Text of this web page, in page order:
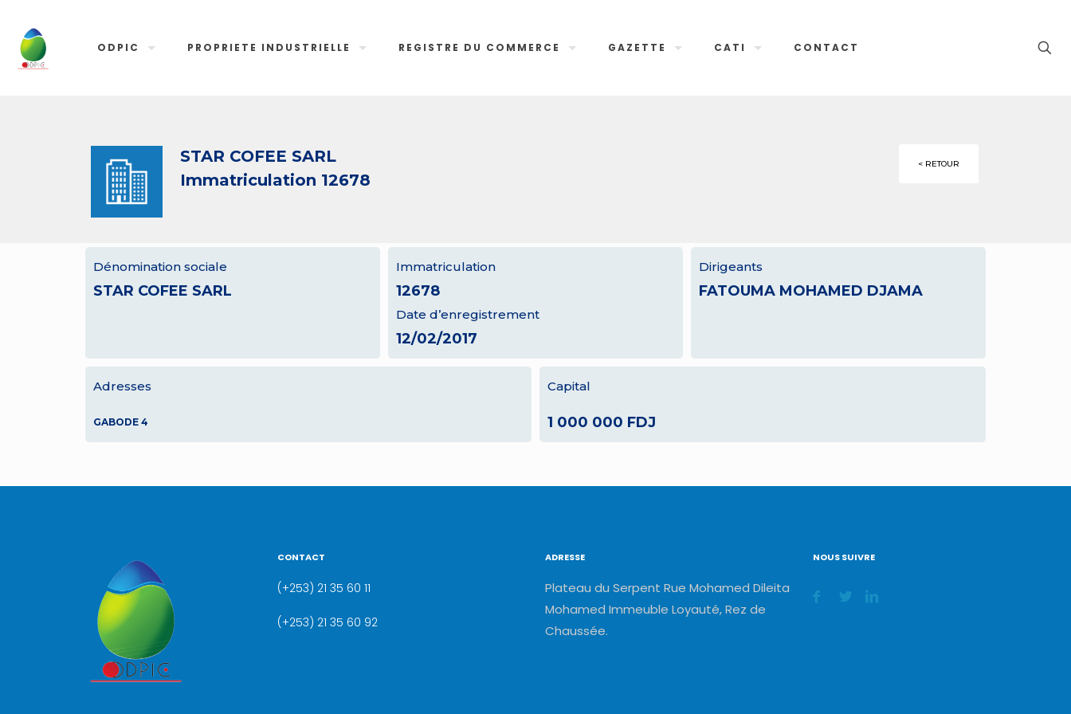
ODPIC PROPRIETE INDUSTRIELLE REGISTRE DU COMMERCE GAZETTE CATI CONTACT
STAR COFEE SARL
Immatriculation 12678
< RETOUR
Dénomination sociale
STAR COFEE SARL
Immatriculation
12678
Date d’enregistrement
12/02/2017
Dirigeants
FATOUMA MOHAMED DJAMA
Adresses
GABODE 4
Capital
1 000 000 FDJ
CONTACT
(+253) 21 35 60 11
(+253) 21 35 60 92
ADRESSE
Plateau du Serpent Rue Mohamed Dileita
Mohamed Immeuble Loyauté, Rez de
Chaussée.
NOUS SUIVRE